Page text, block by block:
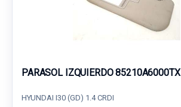
PARASOL IZQUIERDO 85210A6000TX
HYUNDAI I30 (GD) 1.4 CRDI